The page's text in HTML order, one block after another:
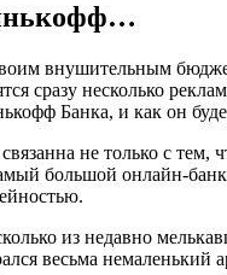
внушительным
сразу несколько
Банка, и как он
связанна не только с
большой онлайн-
из недавно
весьма